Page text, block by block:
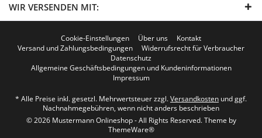
WIR VERSENDEN MIT:
Cookie-Einstellungen Über uns
Kontakt
Versand und Zahlungsbedingungen
Widerrufsrecht für Verbraucher
Datenschutz
Allgemeine Geschäftsbedingungen und Kundeninformationen
Impressum
* Alle Preise inkl. gesetzl. Mehrwertsteuer zzgl.Versandkosten und ggf.
Nachnahmegebühren, wenn nicht anders beschrieben
© 2026 Mustermann Onlineshop - All Rights Reserved. Theme by
ThemeWare®